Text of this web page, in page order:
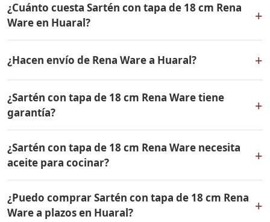
¿Cuánto cuesta Sartén con tapa de 18 cm Rena
Ware en Huaral?
+
mismo en todo el Perú. Contáctame por WhatsApp para
conocer el precio actual, promociones disponibles y
facilidades de pago en cuotas desde el 10% de inicial.
¿Hacen envío de Rena Ware a Huaral? +
Rena Ware a Huaral, Lima y a todo el Perú. El pago es
contra entrega.
¿Sartén con tapa de 18 cm Rena Ware tiene
garantía?
+
de por vida contra defectos de fabricación. Todos los
productos Rena Ware están fabricados en acero
inoxidable quirúrgico 18/10 de la más alta calidad.
¿Sartén con tapa de 18 cm Rena Ware necesita
aceite para cocinar?
+
para cocinar con muy poco o ningún aceite. El acero
inoxidable quirúrgico distribuye el calor
¿Puedo comprar Sartén con tapa de 18 cm Rena
Ware a plazos en Huaral?
+